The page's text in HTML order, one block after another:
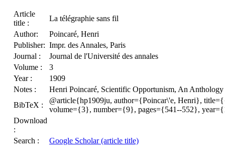
Article
title :
La télégraphie sans fil
Author:
Poincaré, Henri
Publisher: Impr. des Annales, Paris
Journal :
Journal de l'Université des annales
Volume :
3
Year :
1909
Notes :
Henri Poincaré, Scientific Opportunism, An
BibTeX :
@article{hp1909ju, author={Poincar\'e, Henri},
volume={3}, number={9}, pages={541--552},
Download
:
Search :
Google Scholar (article title)